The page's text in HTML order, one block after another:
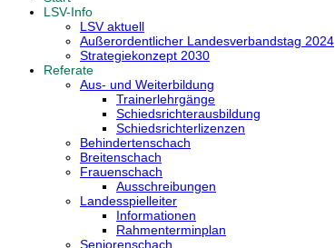
LSV-Info
LSV aktuell
Außerordentlicher Landesverbandstag 2024
Strategiekonzept 2030
Referate
Aus- und Weiterbildung
Trainerlehrgänge
Schiedsrichterausbildung
Schiedsrichterlizenzen
Behindertenschach
Breitenschach
Frauenschach
Ausschreibungen
Landesspielleiter
Informationen
Rahmenterminplan
Seniorenschach